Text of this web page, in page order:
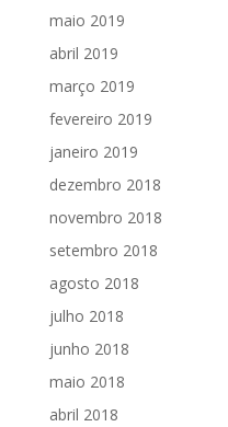
maio 2019
abril 2019
março 2019
fevereiro 2019
janeiro 2019
dezembro 2018
novembro 2018
setembro 2018
agosto 2018
julho 2018
junho 2018
maio 2018
abril 2018